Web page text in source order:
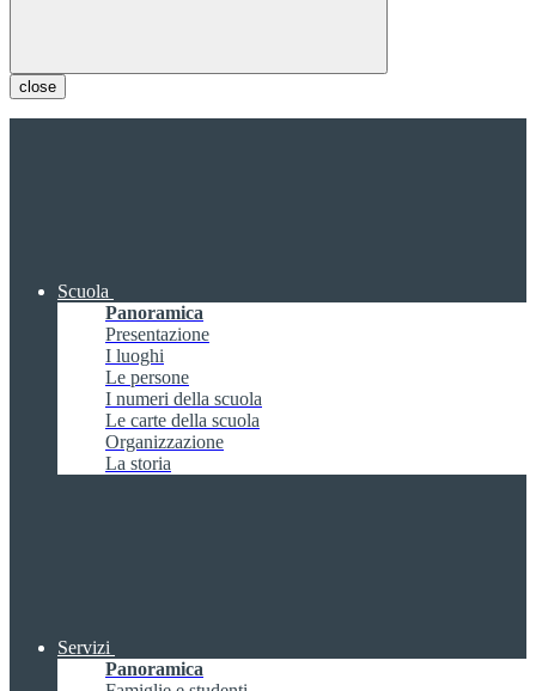
close
Scuola
Panoramica
Presentazione
I luoghi
Le persone
I numeri della scuola
Le carte della scuola
Organizzazione
La storia
Servizi
Panoramica